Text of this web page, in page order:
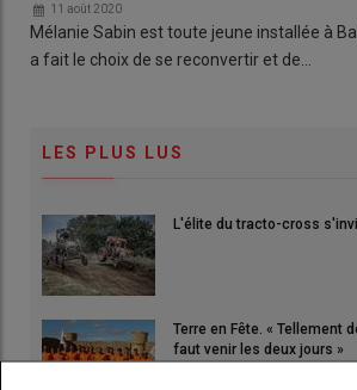
11 août 2020
Mélanie Sabin est toute jeune installée à
a fait le choix de se reconvertir et de…
LES PLUS LUS
L'élite du tracto-cross
Terre en Fête. « Tellement
faut venir les deux jours »